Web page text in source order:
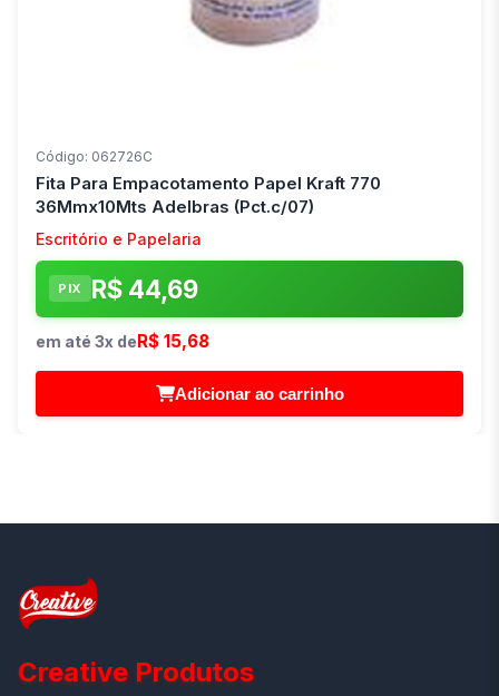
Código: 062726C
Fita Para Empacotamento Papel Kraft 770
36Mmx10Mts Adelbras (Pct.c/07)
Escritório e Papelaria
PIX R$ 44,69
em até 3x deR$ 15,68
Adicionar ao carrinho
Creative Produtos